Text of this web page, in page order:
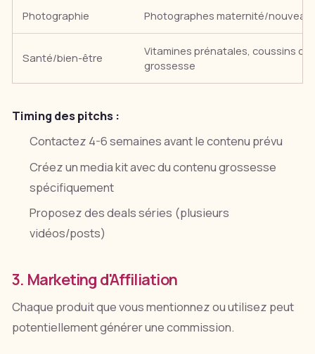
Photographie Photographes maternité/
Santé/bien-être
Vitamines prénatales, coussins de
grossesse
Timing des pitchs :
Contactez 4-6 semaines avant le contenu prévu
Créez un media kit avec du contenu grossesse
spécifiquement
Proposez des deals séries (plusieurs
vidéos/posts)
3. Marketing d'Affiliation
Chaque produit que vous mentionnez ou utilisez peut
potentiellement générer une commission.